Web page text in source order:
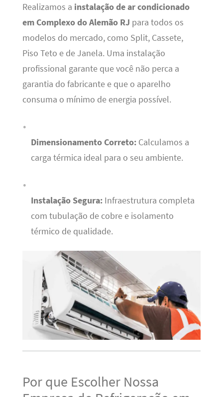
Realizamos a instalação de ar condicionado
em Complexo do Alemão RJ para todos os
modelos do mercado, como Split, Cassete,
Piso Teto e de Janela. Uma instalação
profissional garante que você não perca a
garantia do fabricante e que o aparelho
consuma o mínimo de energia possível.
Dimensionamento Correto:Calculamos a
carga térmica ideal para o seu ambiente.
Instalação Segura:Infraestrutura completa
com tubulação de cobre e isolamento
térmico de qualidade.
Por que Escolher Nossa